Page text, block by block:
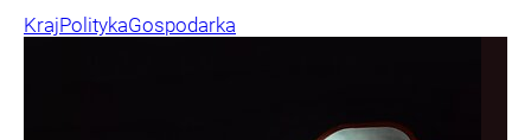
KrajPolitykaGospodarka